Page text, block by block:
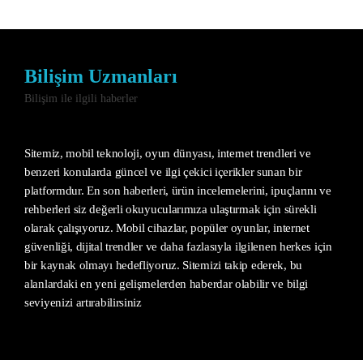
Bilişim Uzmanları
Bilişim ile ilgili haberler
Sitemiz, mobil teknoloji, oyun dünyası, internet trendleri ve
benzeri konularda güncel ve ilgi çekici içerikler sunan bir
platformdur. En son haberleri, ürün incelemelerini, ipuçlarını ve
rehberleri siz değerli okuyucularımıza ulaştırmak için sürekli
olarak çalışıyoruz. Mobil cihazlar, popüler oyunlar, internet
güvenliği, dijital trendler ve daha fazlasıyla ilgilenen herkes için
bir kaynak olmayı hedefliyoruz. Sitemizi takip ederek, bu
alanlardaki en yeni gelişmelerden haberdar olabilir ve bilgi
seviyenizi artırabilirsiniz